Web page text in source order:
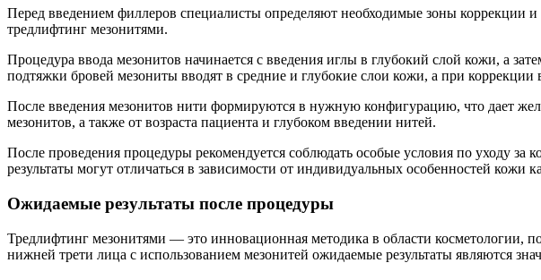
Перед введением филлеров специалисты определяют необходимые зоны
тредлифтинг мезонитями.
Процедура ввода мезонитов начинается с введения иглы в глубокий слой кожи, а
подтяжки бровей мезониты вводят в средние и глубокие слои кожи, а при
После введения мезонитов нити формируются в нужную конфигурацию, что дает
мезонитов, а также от возраста пациента и глубоком введении нитей.
После проведения процедуры рекомендуется соблюдать особые условия по уходу
результаты могут отличаться в зависимости от индивидуальных особенностей кожи
Ожидаемые результаты после процедуры
Тредлифтинг мезонитями — это инновационная методика в области косметологии,
нижней трети лица с использованием мезонитей ожидаемые результаты являются